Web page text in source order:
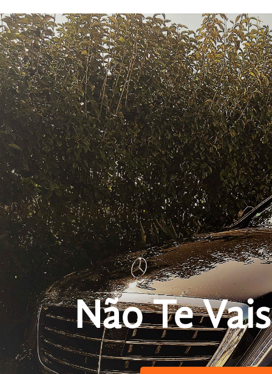
Não Te